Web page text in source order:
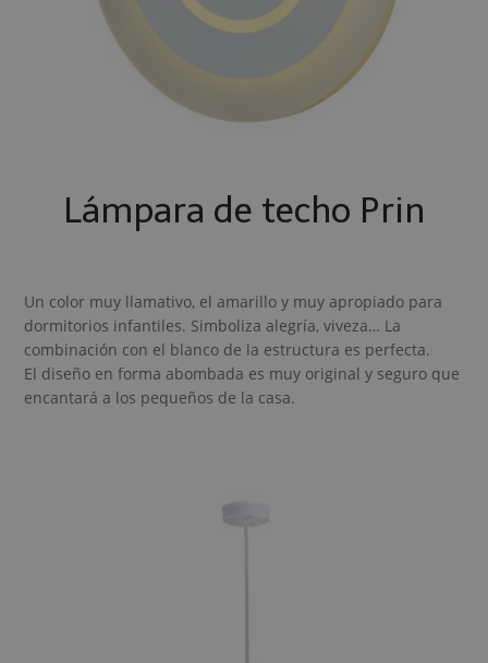
Lámpara de techo Prin
Un color muy llamativo, el amarillo y muy apropiado para
dormitorios infantiles. Simboliza alegría, viveza… La
combinación con el blanco de la estructura es perfecta.
El diseño en forma abombada es muy original y seguro que
encantará a los pequeños de la casa.